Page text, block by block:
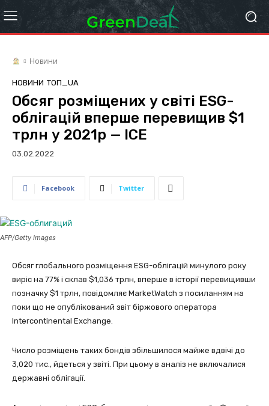
Новини
НОВИНИ ТОП_UA
Обсяг розміщених у світі ESG-
облігацій вперше перевищив $1
трлн у 2021р — ICE
03.02.2022
Facebook Twitter
AFP/Getty Images
Обсяг глобального розміщення ESG-облігацій минулого року
виріс на 77% і склав $1,036 трлн, вперше в історії перевищивши
позначку $1 трлн, повідомляє MarketWatch з посиланням на
поки що не опублікований звіт біржового оператора
Intercontinental Exchange.
Число розміщень таких бондів збільшилося майже вдвічі до
3,020 тис., йдеться у звіті. При цьому в аналіз не включалися
державні облігації.